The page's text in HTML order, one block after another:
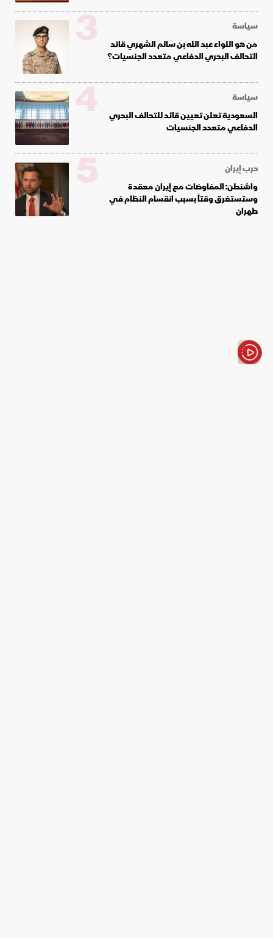
سياسة
من هو اللواء عبد الله بن سالم الشهري قائد
التحالف البحري الدفاعي متعدد الجنسيات؟
3
سياسة
السعودية تعلن تعيين قائد للتحالف البحري
الدفاعي متعدد الجنسيات
4
حرب إيران
واشنطن: المفاوضات مع إيران معقدة
وستستغرق وقتاً بسبب انقسام النظام في
طهران
5